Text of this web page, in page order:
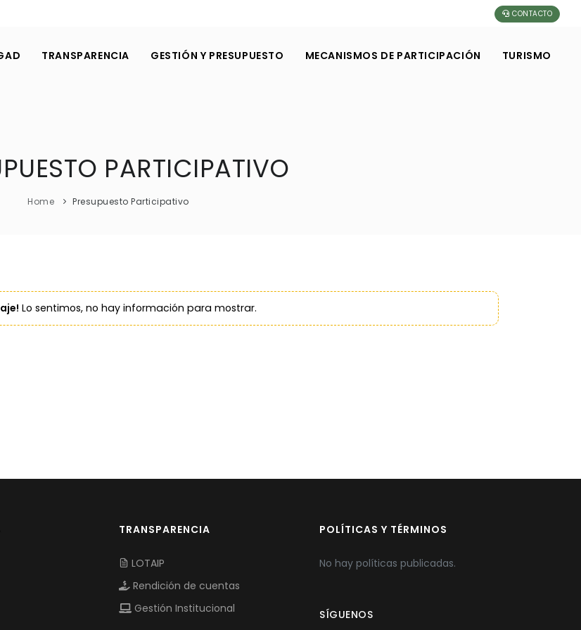
CONTACTO
TRANSPARENCIA GESTIÓN Y PRESUPUESTO MECANISMOS DE PARTICIPACIÓN TURISMO
PARTICIPATIVO
Home Presupuesto Participativo
Lo sentimos, no hay información para mostrar.
TRANSPARENCIA
LOTAIP
Rendición de cuentas
Gestión Institucional
POLÍTICAS Y TÉRMINOS
No hay políticas publicadas.
SÍGUENOS